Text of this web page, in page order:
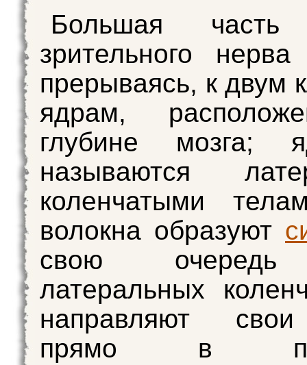
Большая часть
зрительного
прерываясь, к двум
ядрам,
глубине мозга;
называются
коленчатыми
волокна образуют
свою очередь
латеральных
направляют
прямо в